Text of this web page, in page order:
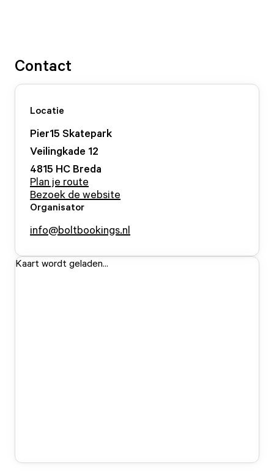
Contact
Locatie
Pier15 Skatepark
Veilingkade 12
4815 HC Breda
Plan je route
Bezoek de website
Organisator
info@boltbookings.nl
Kaart wordt geladen...